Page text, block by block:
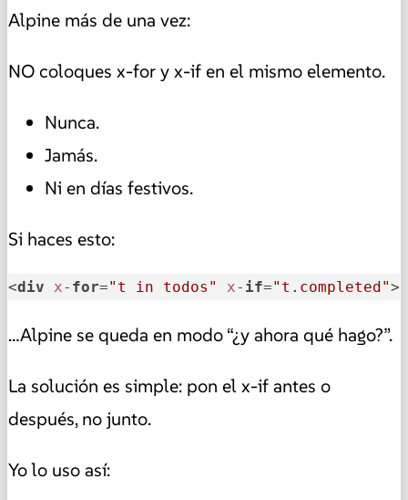
Alpine más de una vez:
NO coloques x-for y x-if en el mismo elemento.
Nunca.
Jamás.
Ni en días festivos.
Si haces esto:
<div x- for="t in todos" x- if="t.completed">
…Alpine se queda en modo “¿y ahora qué hago?”.
La solución es simple: pon el x-if antes o
después, no junto.
Yo lo uso así: